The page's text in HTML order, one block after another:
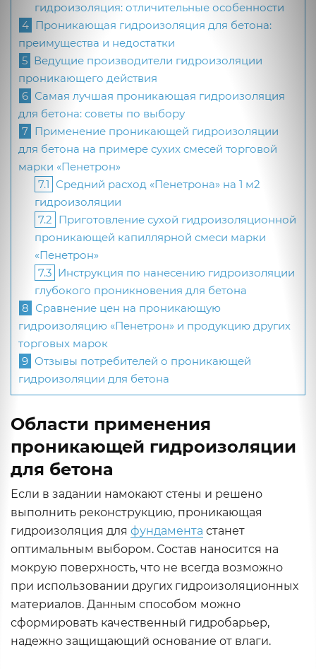
гидроизоляция: отличительные особенности
4 Проникающая гидроизоляция для бетона:
преимущества и недостатки
5 Ведущие производители гидроизоляции
проникающего действия
6 Самая лучшая проникающая гидроизоляция
для бетона: советы по выбору
7 Применение проникающей гидроизоляции
для бетона на примере сухих смесей торговой
марки «Пенетрон»
7.1 Средний расход «Пенетрона» на 1 м2
гидроизоляции
7.2 Приготовление сухой гидроизоляционной
проникающей капиллярной смеси марки
«Пенетрон»
7.3 Инструкция по нанесению гидроизоляции
глубокого проникновения для бетона
8 Сравнение цен на проникающую
гидроизоляцию «Пенетрон» и продукцию других
торговых марок
9 Отзывы потребителей о проникающей
гидроизоляции для бетона
Области применения
проникающей гидроизоляции
для бетона
Если в задании намокают стены и решено
выполнить реконструкцию, проникающая
гидроизоляция для фундамента станет
оптимальным выбором. Состав наносится на
мокрую поверхность, что не всегда возможно
при использовании других гидроизоляционных
материалов. Данным способом можно
сформировать качественный гидробарьер,
надежно защищающий основание от влаги.